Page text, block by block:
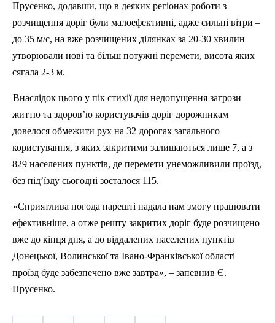
Прусенко, додавши, що в деяких регіонах роботи з
розчищення доріг були малоефективні, адже сильні вітри –
до 35 м/с, на вже розчищених ділянках за 20-30 хвилин
утворювали нові та більш потужні перемети, висота яких
сягала 2-3 м.
Внаслідок цього у пік стихії для недопущення загрози
життю та здоров’ю користувачів доріг дорожникам
довелося обмежити рух на 32 дорогах загального
користування, з яких закритими залишаються лише 7, а з
829 населених пунктів, де перемети унеможливили проїзд,
без під’їзду сьогодні зосталося 115.
«Сприятлива погода нарешті надала нам змогу працювати
ефективніше, а отже решту закритих доріг буде розчищено
вже до кінця дня, а до віддалених населених пунктів
Донецької, Волинської та Івано-Франківської області
проїзд буде забезпечено вже завтра», – запевнив Є.
Прусенко.